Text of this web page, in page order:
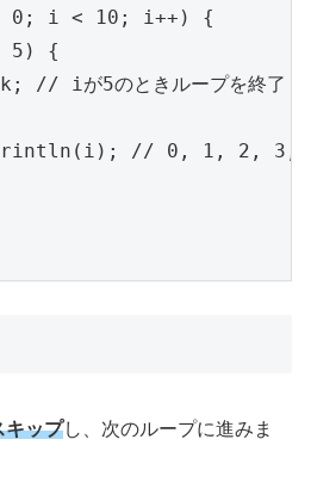
0; i < 10; i++) {
5) {
// iが5のときループを終了
// 0, 1, 2, 3,
キップし、次のループに進みま